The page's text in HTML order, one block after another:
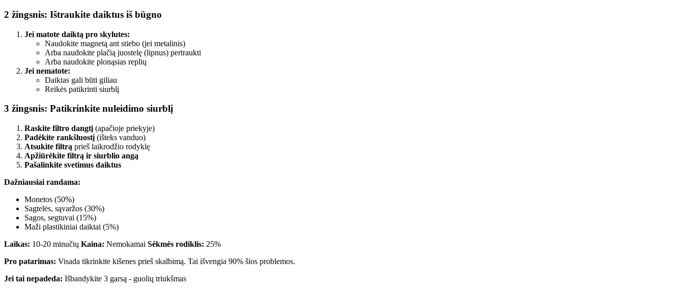
2 žingsnis: Ištraukite daiktus iš būgno
Jei matote daiktą pro skylutes:
Naudokite magnetą ant stiebo (jei metalinis)
Arba naudokite plačią juostelę (lipnus) pertraukti
Arba naudokite plonąsias replių
Jei nematote:
Daiktas gali būti giliau
Reikės patikrinti siurblį
3 žingsnis: Patikrinkite nuleidimo siurblį
Raskite filtro dangtį (apačioje priekyje)
Padėkite rankšluostį (išteks vanduo)
Atsukite filtrą prieš laikrodžio rodyklę
Apžiūrėkite filtrą ir siurblio angą
Pašalinkite svetimus daiktus
Dažniausiai randama:
Monetos (50%)
Sagtelės, sąvaržos (30%)
Sagos, segtuvai (15%)
Maži plastikiniai daiktai (5%)
Laikas: 10-20 minučių Kaina: Nemokamai Sėkmės rodiklis: 25%
Pro patarimas: Visada tikrinkite kišenes prieš skalbimą. Tai išvengia 90% šios problemos.
Jei tai nepadeda: Išbandykite 3 garsą - guolių triukšmas